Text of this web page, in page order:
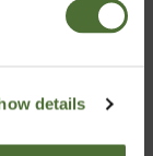
details
Support-
osoitteessa